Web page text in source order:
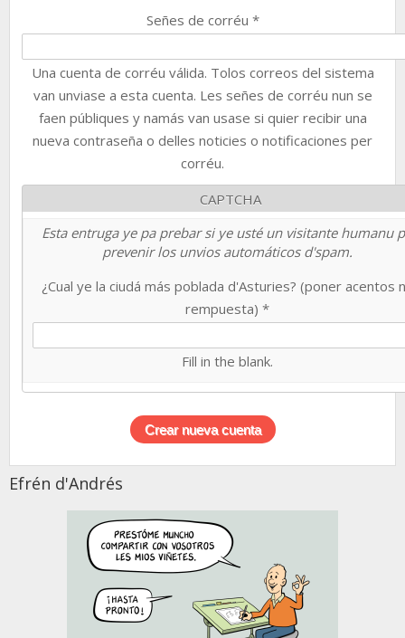
Señes de corréu *
Una cuenta de corréu válida. Tolos correos del sistema
van unviase a esta cuenta. Les señes de corréu nun se
faen públiques y namás van usase si quier recibir una
nueva contraseña o delles noticies o notificaciones per
corréu.
CAPTCHA
Esta entruga ye pa prebar si ye usté un visitante humanu
prevenir los unvios automáticos d'spam.
¿Cual ye la ciudá más poblada d'Asturies? (poner acentos
rempuesta) *
Fill in the blank.
Efrén d'Andrés